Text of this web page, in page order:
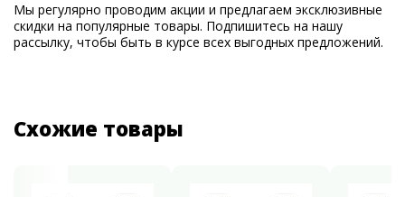
Мы регулярно проводим акции и предлагаем эксклюзивные
скидки на популярные товары. Подпишитесь на нашу
рассылку, чтобы быть в курсе всех выгодных предложений.
Схожие товары